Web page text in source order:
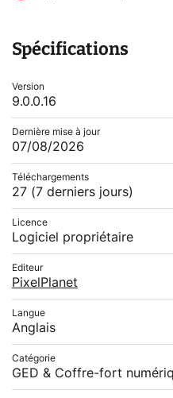
Spécifications
Version
9.0.0.16
Dernière mise à jour
07/08/2026
Téléchargements
27 (7 derniers jours)
Licence
Logiciel propriétaire
Editeur
PixelPlanet
Langue
Anglais
Catégorie
GED & Coffre-fort